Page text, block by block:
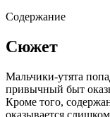
Содержание
Сюжет
Мальчики-утята
привычный быт
Кроме того,
оказывается